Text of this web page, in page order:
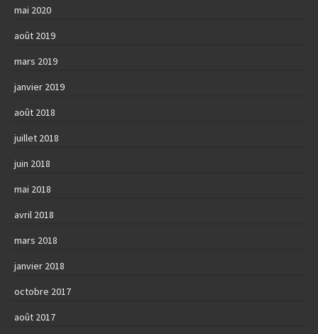
mai 2020
août 2019
mars 2019
janvier 2019
août 2018
juillet 2018
juin 2018
mai 2018
avril 2018
mars 2018
janvier 2018
octobre 2017
août 2017